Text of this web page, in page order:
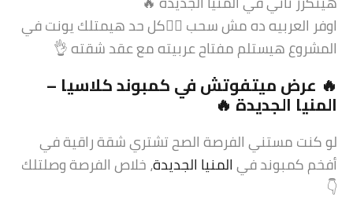
اوفر العربيه ده مش سحب 🤷‍♀️كل حد هيمتلك يونت في
المشروع هيستلم مفتاح عربيته مع عقد شقته 👌
🔥 عرض ميتفوتش فيكمبوند كلاسيا –
المنيا الجديدة 🔥
لو كنت مستني الفرصة الصح تشتري شقة راقية في
أفخم كمبوند فيالمنيا الجديدة، خلاص الفرصة وصلتلك
👇